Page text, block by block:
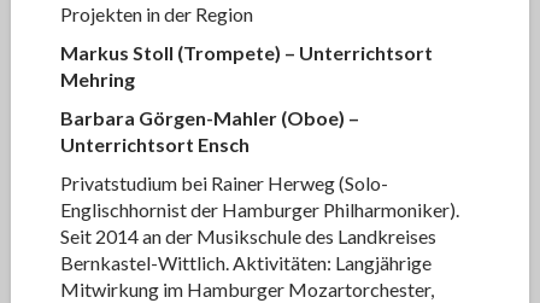
Projekten in der Region
Markus Stoll (Trompete) – Unterrichtsort
Mehring
Barbara Görgen-Mahler (Oboe) –
Unterrichtsort Ensch
Privatstudium bei Rainer Herweg (Solo-
Englischhornist der Hamburger Philharmoniker).
Seit 2014 an der Musikschule des Landkreises
Bernkastel-Wittlich. Aktivitäten: Langjährige
Mitwirkung im Hamburger Mozartorchester,